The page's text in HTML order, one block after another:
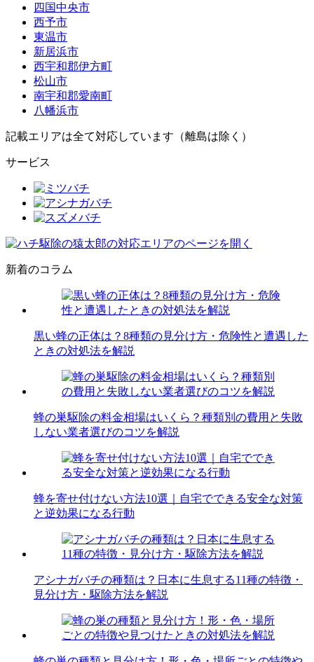
四国中央市
西予市
東温市
新居浜市
西宇和郡伊方町
松山市
南宇和郡愛南町
八幡浜市
記載エリアは全て対応しています（離島は除く）
サービス
新着のコラム
黒い蜂の正体は？8種類の見分け方・危険性と遭遇した
ときの対処法を解説
蜂の巣駆除の料金相場はいくら？種類別の費用と失敗
しない業者選びのコツを解説
蜂を寄せ付けない方法10選｜自宅でできる安全な対策
と逆効果になる行動
アシナガバチの種類は？日本に生息する11種の特徴・
見分け方・駆除方法を解説